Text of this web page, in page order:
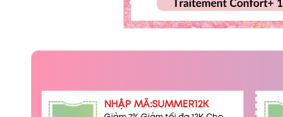
NHẬP MÃ:SUMMER12K